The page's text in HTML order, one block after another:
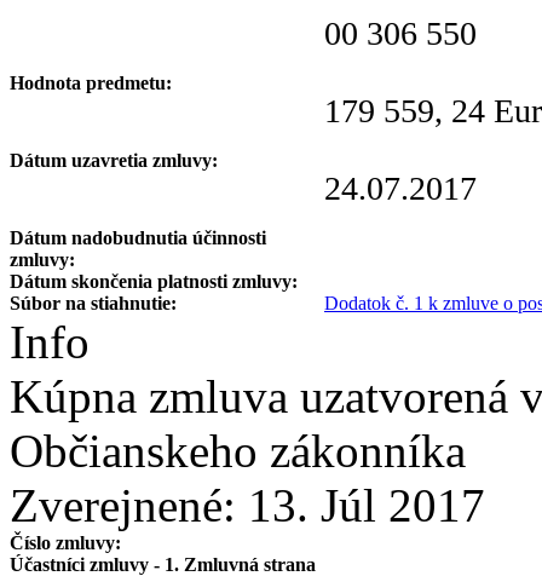
00 306 550
Hodnota predmetu:
179 559, 24 Eur
Dátum uzavretia zmluvy:
24.07.2017
Dátum nadobudnutia účinnosti
zmluvy:
Dátum skončenia platnosti zmluvy:
Súbor na stiahnutie:
Dodatok č. 1 k zmluve o
Info
Kúpna zmluva uzatvorená
Občianskeho zákonníka
Zverejnené: 13. Júl 2017
Číslo zmluvy:
Účastníci zmluvy - 1. Zmluvná strana